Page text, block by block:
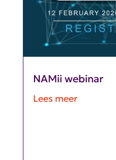
NAMii webinar
Lees meer